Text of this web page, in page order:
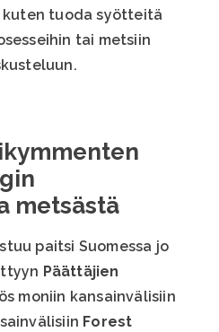
tuoda syötteitä
tai metsiin
metsästä
paitsi Suomessa jo
Päättäjien
moniin kansainvälisiin
Forest